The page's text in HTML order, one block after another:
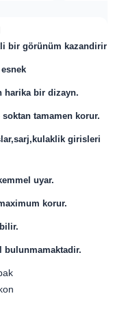
bir görünüm kazandirir
harika bir dizayn.
tamamen korur.
girisleri
uyar.
korur.
bulunmamaktadir.